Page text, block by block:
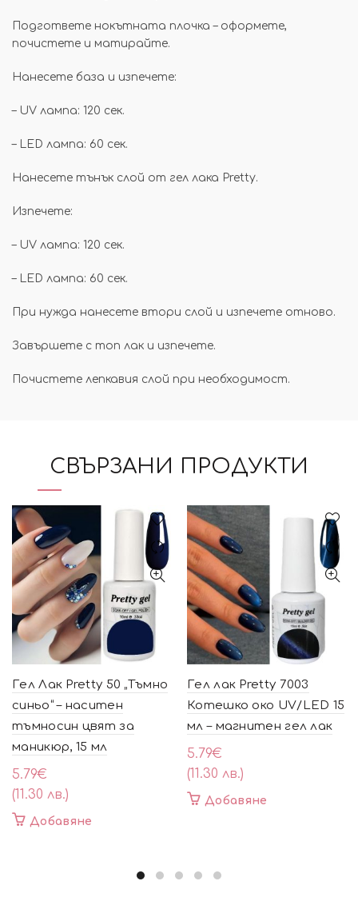
Подгответе нокътната плочка – оформете,
почистете и матирайте.
Нанесете база и изпечете:
– UV лампа: 120 сек.
– LED лампа: 60 сек.
Нанесете тънък слой от гел лака Pretty.
Изпечете:
– UV лампа: 120 сек.
– LED лампа: 60 сек.
При нужда нанесете втори слой и изпечете отново.
Завършете с топ лак и изпечете.
Почистете лепкавия слой при необходимост.
СВЪРЗАНИ ПРОДУКТИ
Гел Лак Pretty 50 „Тъмно
синьо“ – наситен
тъмносин цвят за
маникюр, 15 мл
5.79€
(11.30 лв.)
Добавяне
Гел лак Pretty 7003
Котешко око UV/LED 15
мл – магнитен гел лак
5.79€
(11.30 лв.)
Добавяне